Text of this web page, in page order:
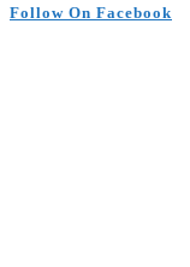
Follow On Facebook